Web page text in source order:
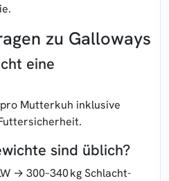
zu Galloways
eine
Mutterkuh inklusive
sind üblich?
→ 300–340 kg Schlacht­